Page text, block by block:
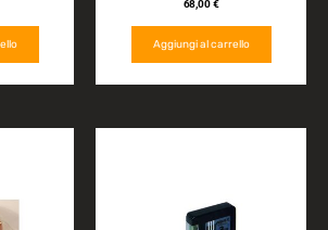
68,00€
Aggiungi al carrello